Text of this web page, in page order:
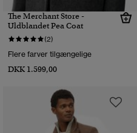
The Merchant Store -
Uldblandet Pea Coat
(2)
Flere farver tilgængelige
DKK 1.599,00